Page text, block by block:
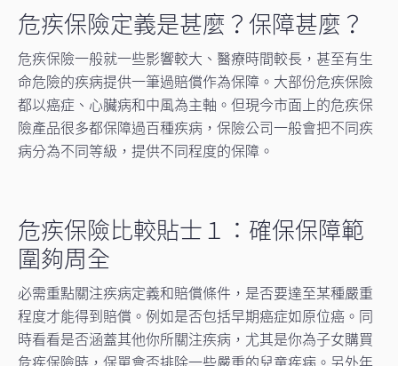
危疾保險定義是甚麼？保障甚麼？
危疾保險一般就一些影響較大、醫療時間較長，甚至有生
命危險的疾病提供一筆過賠償作為保障。大部份危疾保險
都以癌症、心臟病和中風為主軸。但現今市面上的危疾保
險產品很多都保障過百種疾病，保險公司一般會把不同疾
病分為不同等級，提供不同程度的保障。
危疾保險比較貼士１：確保保障範
圍夠周全
必需重點關注疾病定義和賠償條件，是否要達至某種嚴重
程度才能得到賠償。例如是否包括早期癌症如原位癌。同
時看看是否涵蓋其他你所關注疾病，尤其是你為子女購買